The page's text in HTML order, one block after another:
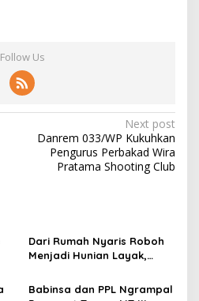
Follow Us
Next post
Danrem 033/WP Kukuhkan
Pengurus Perbakad Wira
Pratama Shooting Club
Dari Rumah Nyaris Roboh
Menjadi Hunian Layak,
Wujudkan Harapan Ibu Feri
Babinsa dan PPL Ngrampal